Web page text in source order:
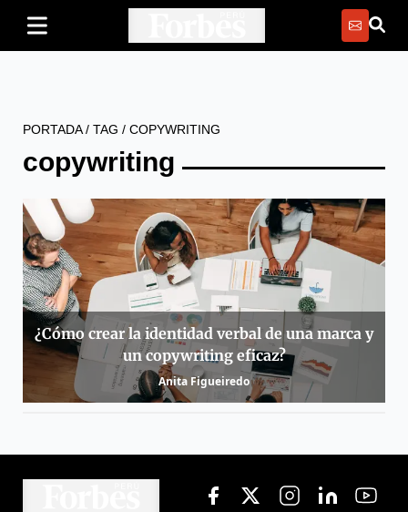
PORTADA/ TAG / COPYWRITING
copywriting
¿Cómo crear la identidad verbal de una marca y
un copywriting eficaz?
Anita Figueiredo